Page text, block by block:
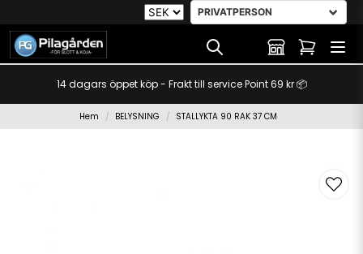
14 dagars öppet köp - Frakt till service Point 69 kr 📦
Hem BELYSNING STALLYKTA 90 RAK 37 CM